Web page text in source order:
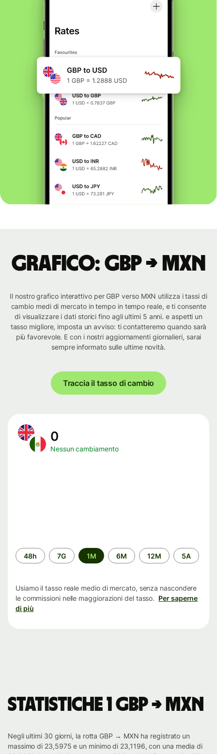
Grafico: GBP → MXN
Il nostro grafico interattivo per GBP verso MXN utilizza i tassi di
cambio medi di mercato in tempo in tempo reale, e ti consente
di visualizzare i dati storici fino agli ultimi 5 anni. e aspetti un
tasso migliore, imposta un avviso: ti contatteremo quando sarà
più favorevole. E con i nostri aggiornamenti giornalieri, sarai
sempre informato sulle ultime novità.
Traccia il tasso di cambio
0
Nessun cambiamento
Periodo
di
48h 7G 1M 6M 12M 5A
Usiamo il tasso reale medio di mercato, senza nascondere
le commissioni nelle maggiorazioni del tasso. Per saperne
di più
Statistiche 1 GBP → MXN
Negli ultimi 30 giorni, la rotta GBP → MXN ha registrato un
massimo di 23,5975 e un minimo di 23,1196, con una media di